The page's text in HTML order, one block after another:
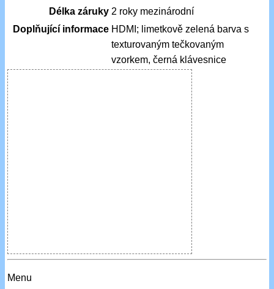
Délka záruky 2 roky mezinárodní
Doplňující informace HDMI; limetkově zelená barva s
texturovaným tečkovaným
vzorkem, černá klávesnice
Menu